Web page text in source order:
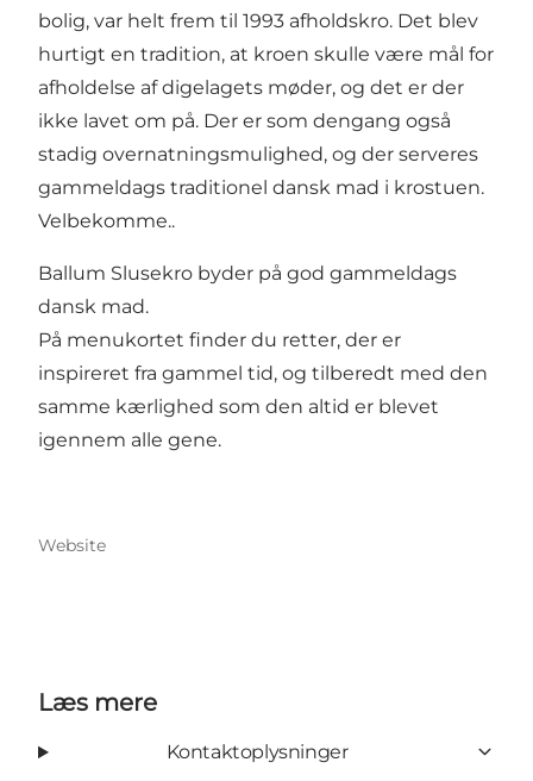
bolig, var helt frem til 1993 afholdskro. Det blev
hurtigt en tradition, at kroen skulle være mål for
afholdelse af digelagets møder, og det er der
ikke lavet om på. Der er som dengang også
stadig overnatningsmulighed, og der serveres
gammeldags traditionel dansk mad i krostuen.
Velbekomme..
Ballum Slusekro byder på god gammeldags
dansk mad.
På menukortet finder du retter, der er
inspireret fra gammel tid, og tilberedt med den
samme kærlighed som den altid er blevet
igennem alle gene.
Website
Læs mere
Kontaktoplysninger